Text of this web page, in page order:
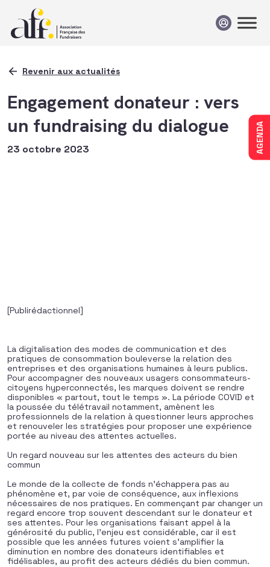
AGENDA
Revenir aux actualités
Engagement donateur : vers
un fundraising du dialogue
23 octobre 2023
[Publirédactionnel]
La digitalisation des modes de communication et des
pratiques de consommation bouleverse la relation des
entreprises et des organisations humaines à leurs publics.
Pour accompagner des nouveaux usagers consommateurs-
citoyens hyperconnectés, les marques doivent se rendre
disponibles « partout, tout le temps ». La période COVID et
la poussée du télétravail notamment, amènent les
professionnels de la relation à questionner leurs approches
et renouveler les stratégies pour proposer une expérience
portée au niveau des attentes actuelles.
Un regard nouveau sur les attentes des acteurs du bien
commun
Le monde de la collecte de fonds n’échappera pas au
phénomène et, par voie de conséquence, aux inflexions
nécessaires de nos pratiques. En commençant par changer un
regard encore trop souvent descendant sur le donateur et
ses attentes. Pour les organisations faisant appel à la
générosité du public, l’enjeu est considérable, car il est
possible que les années futures voient s’amplifier la
diminution en nombre des donateurs identifiables et
fidélisables, au profit des acteurs dédiés du bien commun.